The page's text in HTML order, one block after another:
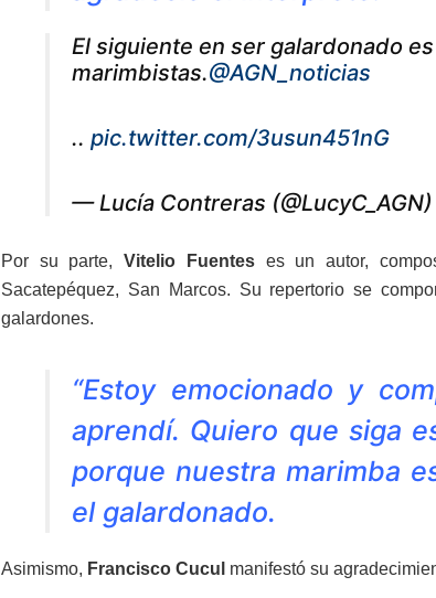
El siguiente en ser galardonado
marimbistas.@AGN_noticias
.. pic.twitter.com/3usun451nG
— Lucía Contreras (@LucyC_AGN)
Por su parte,Vitelio Fuenteses un autor,
Sacatepéquez, San Marcos. Su repertorio se
galardones.
“Estoy emocionado y
aprendí. Quiero que siga
porque nuestra marimba
el galardonado.
Asimismo, Francisco Cucul manifestó su